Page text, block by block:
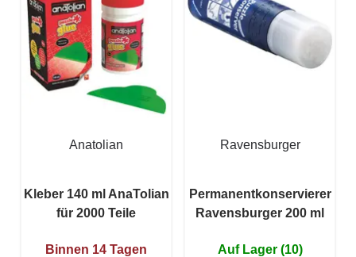
Anatolian
Kleber 140 ml AnaTolian
für 2000 Teile
Binnen 14 Tagen
Ravensburger
Permanentkonservierer
Ravensburger 200 ml
Auf Lager (10)